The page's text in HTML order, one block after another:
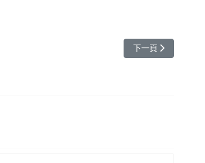
合作協議 下一篇文章: 元智與
下一頁